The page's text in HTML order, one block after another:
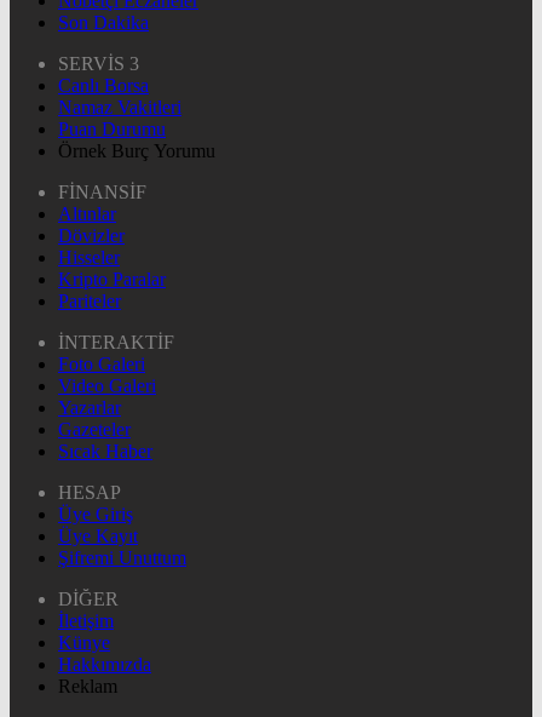
Son Dakika
SERVİS 3
Canlı Borsa
Namaz Vakitleri
Puan Durumu
Örnek Burç Yorumu
FİNANSİF
Altınlar
Dövizler
Hisseler
Kripto Paralar
Pariteler
İNTERAKTİF
Foto Galeri
Video Galeri
Yazarlar
Gazeteler
Sıcak Haber
HESAP
Üye Giriş
Üye Kayıt
Şifremi Unuttum
DİĞER
İletişim
Künye
Hakkımızda
Reklam